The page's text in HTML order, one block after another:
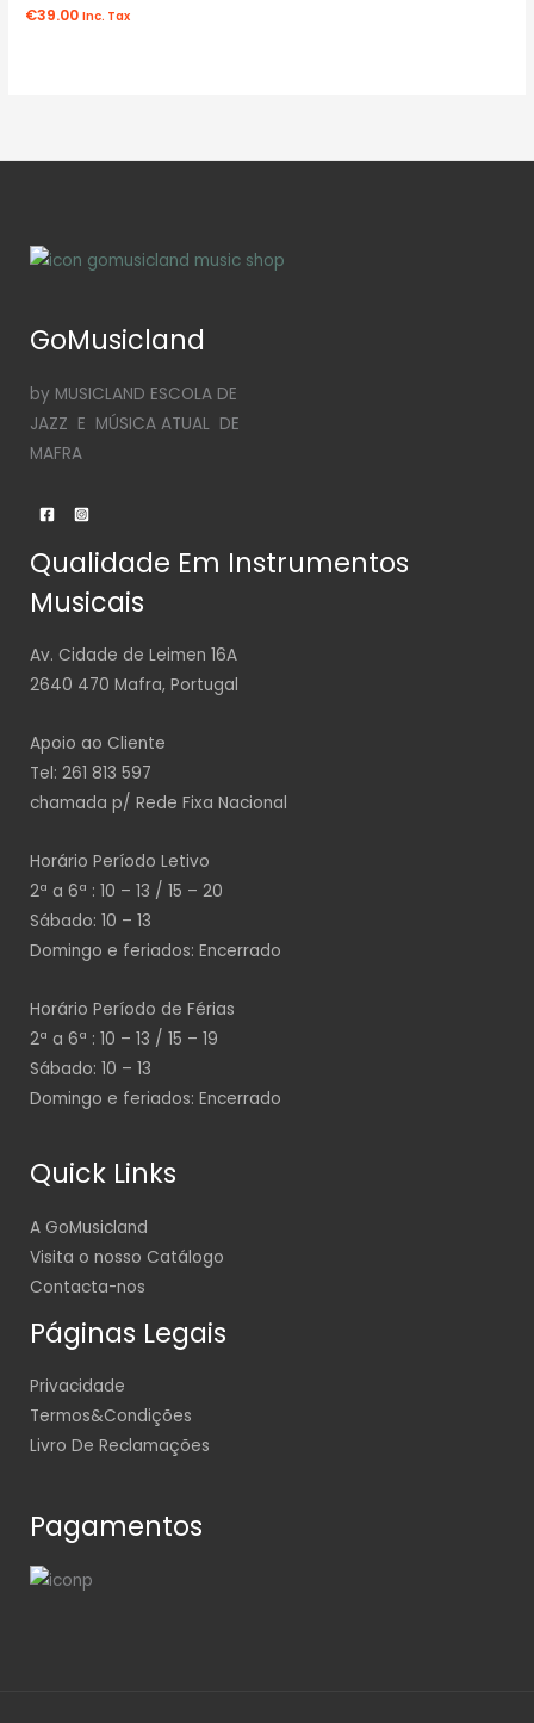
€39.00 Inc. Tax
GoMusicland
by MUSICLAND ESCOLA DE
JAZZ E MÚSICA ATUAL DE
MAFRA
Qualidade Em Instrumentos
Musicais
Av. Cidade de Leimen 16A
2640 470 Mafra, Portugal
Apoio ao Cliente
Tel: 261 813 597
chamada p/ Rede Fixa Nacional
Horário Período Letivo
2ª a 6ª : 10 – 13 / 15 – 20
Sábado: 10 – 13
Domingo e feriados: Encerrado
Horário Período de Férias
2ª a 6ª : 10 – 13 / 15 – 19
Sábado: 10 – 13
Domingo e feriados: Encerrado
Quick Links
A GoMusicland
Visita o nosso Catálogo
Contacta-nos
Páginas Legais
Privacidade
Termos&Condições
Livro De Reclamações
Pagamentos